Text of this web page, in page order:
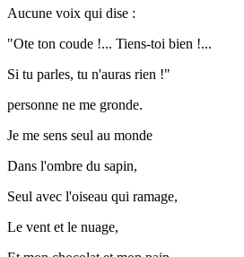
Aucune voix qui dise :
"Ote ton coude !... Tiens-toi bien !...
Si tu parles, tu n'auras rien !"
personne ne me gronde.
Je me sens seul au monde
Dans l'ombre du sapin,
Seul avec l'oiseau qui ramage,
Le vent et le nuage,